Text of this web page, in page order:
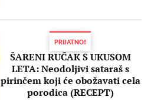
PRIJATNO!
ŠARENI RUČAK S UKUSOM
LETA: Neodoljivi sataraš s
pirinčem koji će obožavati cela
porodica (RECEPT)